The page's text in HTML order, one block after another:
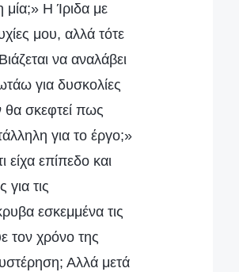
Η Ίριδα με
μου, αλλά τότε
να αναλάβει
για δυσκολίες
θα σκεφτεί πως
για το έργο;»
επίπεδο και
τις
εσκεμμένα τις
τον χρόνο της
Αλλά μετά